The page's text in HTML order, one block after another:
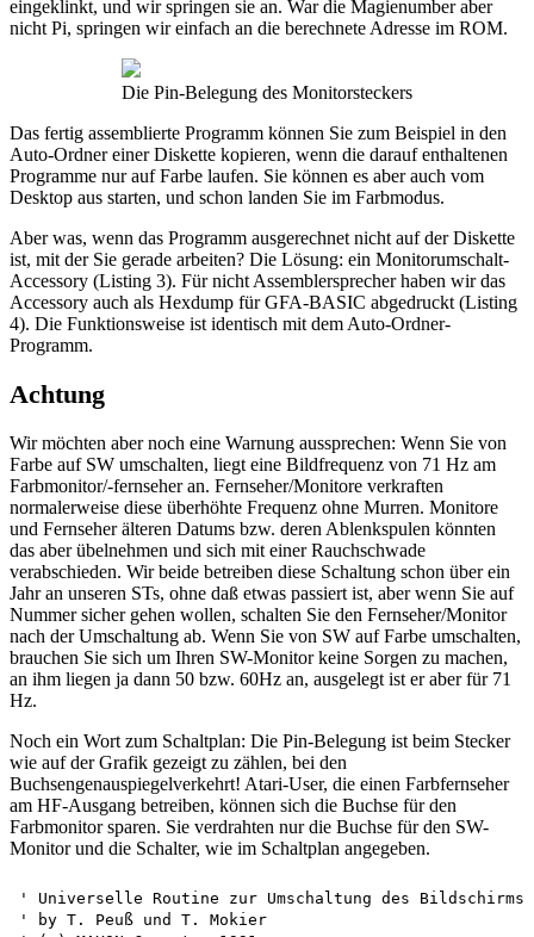
eingeklinkt, und wir springen sie an. War die Magienumber aber
nicht Pi, springen wir einfach an die berechnete Adresse im ROM.
Die Pin-Belegung des Monitorsteckers
Das fertig assemblierte Programm können Sie zum Beispiel in den
Auto-Ordner einer Diskette kopieren, wenn die darauf enthaltenen
Programme nur auf Farbe laufen. Sie können es aber auch vom
Desktop aus starten, und schon landen Sie im Farbmodus.
Aber was, wenn das Programm ausgerechnet nicht auf der Diskette
ist, mit der Sie gerade arbeiten? Die Lösung: ein Monitorumschalt-
Accessory (Listing 3). Für nicht Assemblersprecher haben wir das
Accessory auch als Hexdump für GFA-BASIC abgedruckt (Listing
4). Die Funktionsweise ist identisch mit dem Auto-Ordner-
Programm.
Achtung
Wir möchten aber noch eine Warnung aussprechen: Wenn Sie von
Farbe auf SW umschalten, liegt eine Bildfrequenz von 71 Hz am
Farbmonitor/-fernseher an. Fernseher/Monitore verkraften
normalerweise diese überhöhte Frequenz ohne Murren. Monitore
und Fernseher älteren Datums bzw. deren Ablenkspulen könnten
das aber übelnehmen und sich mit einer Rauchschwade
verabschieden. Wir beide betreiben diese Schaltung schon über ein
Jahr an unseren STs, ohne daß etwas passiert ist, aber wenn Sie auf
Nummer sicher gehen wollen, schalten Sie den Fernseher/Monitor
nach der Umschaltung ab. Wenn Sie von SW auf Farbe umschalten,
brauchen Sie sich um Ihren SW-Monitor keine Sorgen zu machen,
an ihm liegen ja dann 50 bzw. 60Hz an, ausgelegt ist er aber für 71
Hz.
Noch ein Wort zum Schaltplan: Die Pin-Belegung ist beim Stecker
wie auf der Grafik gezeigt zu zählen, bei den
Buchsengenauspiegelverkehrt! Atari-User, die einen Farbfernseher
am HF-Ausgang betreiben, können sich die Buchse für den
Farbmonitor sparen. Sie verdrahten nur die Buchse für den SW-
Monitor und die Schalter, wie im Schaltplan angegeben.
' Universelle Routine zur Umschaltung des Bildschirms
' by T. Peuß und T. Mokier